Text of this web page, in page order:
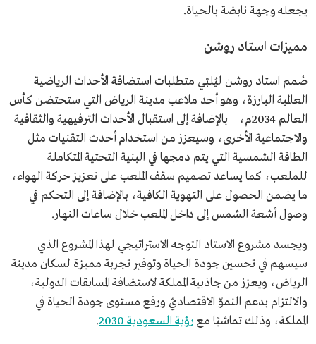
يجعله وجهة نابضة بالحياة.
مميزات استاد روشن
صُمم استاد روشن ليُلبّي متطلبات استضافة الأحداث الرياضية
العالمية البارزة، وهو أحد ملاعب مدينة الرياض التي ستحتضن كأس
العالم 2034م، بالإضافة إلى استقبال الأحداث الترفيهية والثقافية
والاجتماعية الأخرى، وسيعزز من استخدام أحدث التقنيات مثل
الطاقة الشمسية التي يتم دمجها في البنية التحتية المتكاملة
للملعب، كما يساعد تصميم سقف الملعب على تعزيز حركة الهواء،
ما يضمن الحصول على التهوية الكافية، بالإضافة إلى التحكم في
وصول أشعة الشمس إلى داخل الملعب خلال ساعات النهار.
ويجسد مشروع الاستاد التوجه الاستراتيجي لهذا المشروع الذي
سيسهم في تحسين جودة الحياة وتوفير تجربة مميزة لسكان مدينة
الرياض، ويعزز من جاذبية المملكة لاستضافة المسابقات الدولية،
والالتزام بدعم النموّ الاقتصاديّ ورفع مستوى جودة الحياة في
المملكة، وذلك تماشيًا مع رؤية السعودية 2030 .